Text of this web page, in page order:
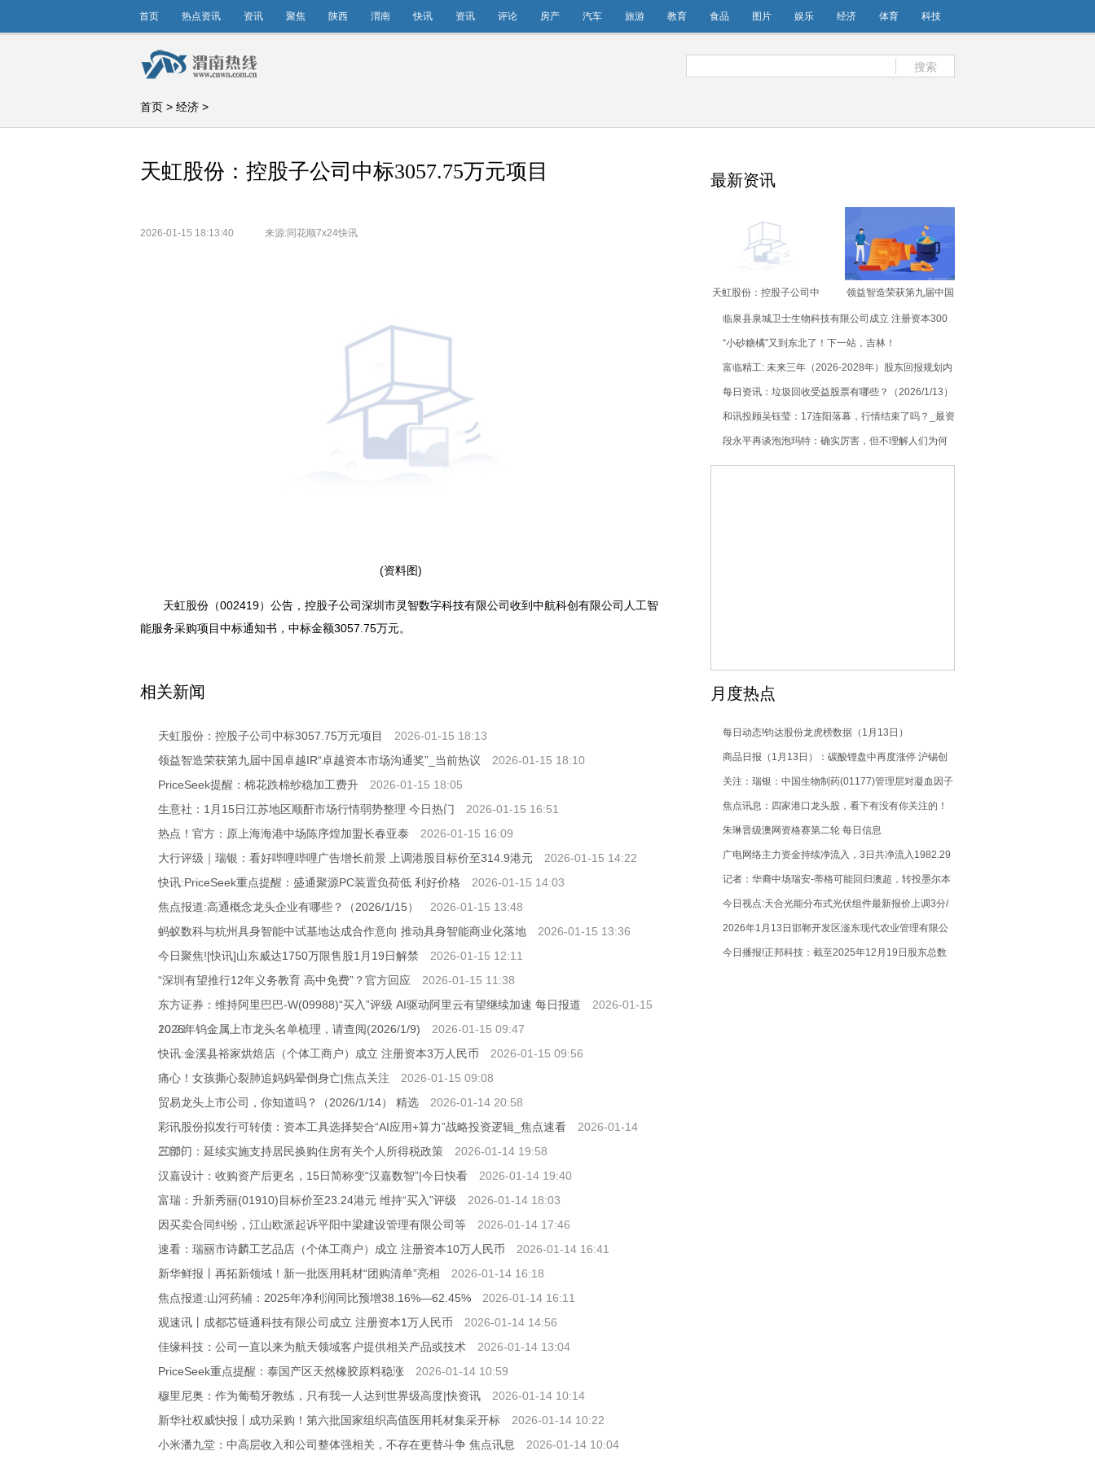
首页 热点资讯 资讯 聚焦 陕西 渭南 快讯 资讯 评论 房产 汽车 旅游 教育 食品 图片 娱乐 经济 体育 科技
搜索
首页 > 经济 >
天虹股份：控股子公司中标3057.75万元项目
2026-01-15 18:13:40 来源:同花顺7x24快讯
(资料图)
天虹股份（002419）公告，控股子公司深圳市灵智数字科技有限公司收到中航科创有限公司人工智
能服务采购项目中标通知书，中标金额3057.75万元。
相关新闻
天虹股份：控股子公司中标3057.75万元项目
2026-01-15 18:13
领益智造荣获第九届中国卓越IR“卓越资本市场沟通奖”_当前热议
2026-01-15 18:10
PriceSeek提醒：棉花跌棉纱稳加工费升
2026-01-15 18:05
生意社：1月15日江苏地区顺酐市场行情弱势整理 今日热门
2026-01-15 16:51
热点！官方：原上海海港中场陈序煌加盟长春亚泰
2026-01-15 16:09
大行评级｜瑞银：看好哔哩哔哩广告增长前景 上调港股目标价至314.9港元
2026-01-15 14:22
快讯:PriceSeek重点提醒：盛通聚源PC装置负荷低 利好价格
2026-01-15 14:03
焦点报道:高通概念龙头企业有哪些？（2026/1/15）
2026-01-15 13:48
蚂蚁数科与杭州具身智能中试基地达成合作意向 推动具身智能商业化落地
2026-01-15 13:36
今日聚焦![快讯]山东威达1750万限售股1月19日解禁
2026-01-15 12:11
“深圳有望推行12年义务教育 高中免费”？官方回应
2026-01-15 11:38
东方证券：维持阿里巴巴-W(09988)“买入”评级 AI驱动阿里云有望继续加速 每日报道
2026-01-15
10:21
2026年钨金属上市龙头名单梳理，请查阅(2026/1/9)
2026-01-15 09:47
快讯:金溪县裕家烘焙店（个体工商户）成立 注册资本3万人民币
2026-01-15 09:56
痛心！女孩撕心裂肺追妈妈晕倒身亡|焦点关注
2026-01-15 09:08
贸易龙头上市公司，你知道吗？（2026/1/14） 精选
2026-01-14 20:58
彩讯股份拟发行可转债：资本工具选择契合“AI应用+算力”战略投资逻辑_焦点速看
2026-01-14
20:09
三部门：延续实施支持居民换购住房有关个人所得税政策
2026-01-14 19:58
汉嘉设计：收购资产后更名，15日简称变“汉嘉数智”|今日快看
2026-01-14 19:40
富瑞：升新秀丽(01910)目标价至23.24港元 维持“买入”评级
2026-01-14 18:03
因买卖合同纠纷，江山欧派起诉平阳中梁建设管理有限公司等
2026-01-14 17:46
速看：瑞丽市诗麟工艺品店（个体工商户）成立 注册资本10万人民币
2026-01-14 16:41
新华鲜报丨再拓新领域！新一批医用耗材“团购清单”亮相
2026-01-14 16:18
焦点报道:山河药辅：2025年净利润同比预增38.16%—62.45%
2026-01-14 16:11
观速讯丨成都芯链通科技有限公司成立 注册资本1万人民币
2026-01-14 14:56
佳缘科技：公司一直以来为航天领域客户提供相关产品或技术
2026-01-14 13:04
PriceSeek重点提醒：泰国产区天然橡胶原料稳涨
2026-01-14 10:59
穆里尼奥：作为葡萄牙教练，只有我一人达到世界级高度|快资讯
2026-01-14 10:14
新华社权威快报丨成功采购！第六批国家组织高值医用耗材集采开标
2026-01-14 10:22
小米潘九堂：中高层收入和公司整体强相关，不存在更替斗争 焦点讯息
2026-01-14 10:04
最新资讯
天虹股份：控股子公司中
领益智造荣获第九届中国
通奖”_当前热议
临泉县泉城卫士生物科技有限公司成立 注册资本300
万人民币
“小砂糖橘”又到东北了！下一站，吉林！
富临精工: 未来三年（2026-2028年）股东回报规划内
容摘要|通讯
每日资讯：垃圾回收受益股票有哪些？（2026/1/13）
和讯投顾吴钰莹：17连阳落幕，行情结束了吗？_最资
讯
段永平再谈泡泡玛特：确实厉害，但不理解人们为何
需要，万一过两年大家都不要了呢？
月度热点
每日动态!钧达股份龙虎榜数据（1月13日）
商品日报（1月13日）：碳酸锂盘中再度涨停 沪锡创
上市新高 每日热点
关注：瑞银：中国生物制药(01177)管理层对凝血因子
VIIa入选国家医保目录感乐观 目标价12.2港元
焦点讯息：四家港口龙头股，看下有没有你关注的！
（2026/1/13）
朱琳晋级澳网资格赛第二轮 每日信息
广电网络主力资金持续净流入，3日共净流入1982.29
万元
记者：华裔中场瑞安-蒂格可能回归澳超，转投墨尔本
城
今日视点:天合光能分布式光伏组件最新报价上调3分/
瓦
2026年1月13日邯郸开发区滏东现代农业管理有限公
司价格行情
今日播报!正邦科技：截至2025年12月19日股东总数